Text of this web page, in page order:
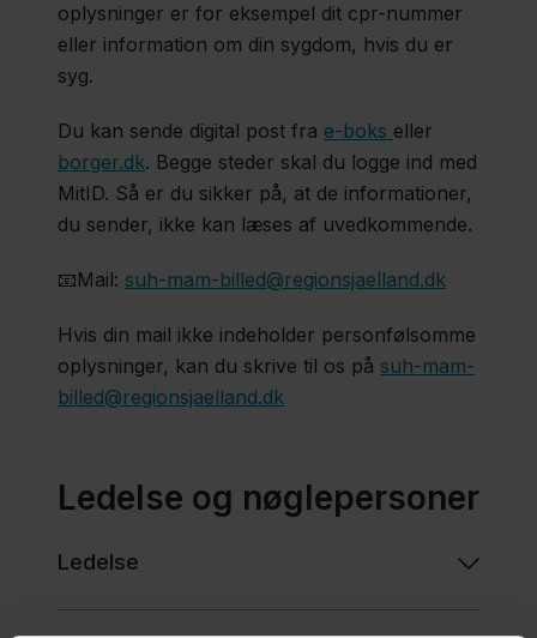
Kontakt
oplysninger er for eksempel dit cpr-nummer
eller information om din sygdom, hvis du er
syg.
Du kan sende digital post fra e-boks eller
borger.dk. Begge steder skal du logge ind med
MitID. Så er du sikker på, at de informationer,
du sender, ikke kan læses af uvedkommende.
📧Mail: suh-mam-billed@regionsjaelland.dk​
Hvis din mail ikke indeholder personfølsomme
oplysninger, kan du skrive til os på suh-mam-
billed@regionsjaelland.dk​
Ledelse og nøglepersoner
Ledelse